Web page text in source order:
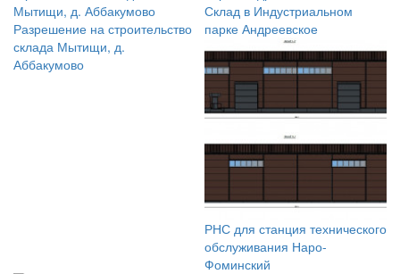
Разрешение на строительство
склада Мытищи, д.
Аббакумово
Склад в Индустриальном
парке Андреевское
РНС для станция технического
обслуживания Наро-
Фоминский